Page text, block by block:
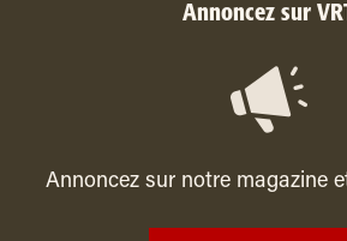
Annoncez sur
Annoncez sur notre magazine